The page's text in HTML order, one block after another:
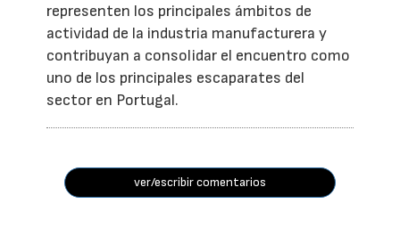
representen los principales ámbitos de
actividad de la industria manufacturera y
contribuyan a consolidar el encuentro como
uno de los principales escaparates del
sector en Portugal.
ver/escribir comentarios